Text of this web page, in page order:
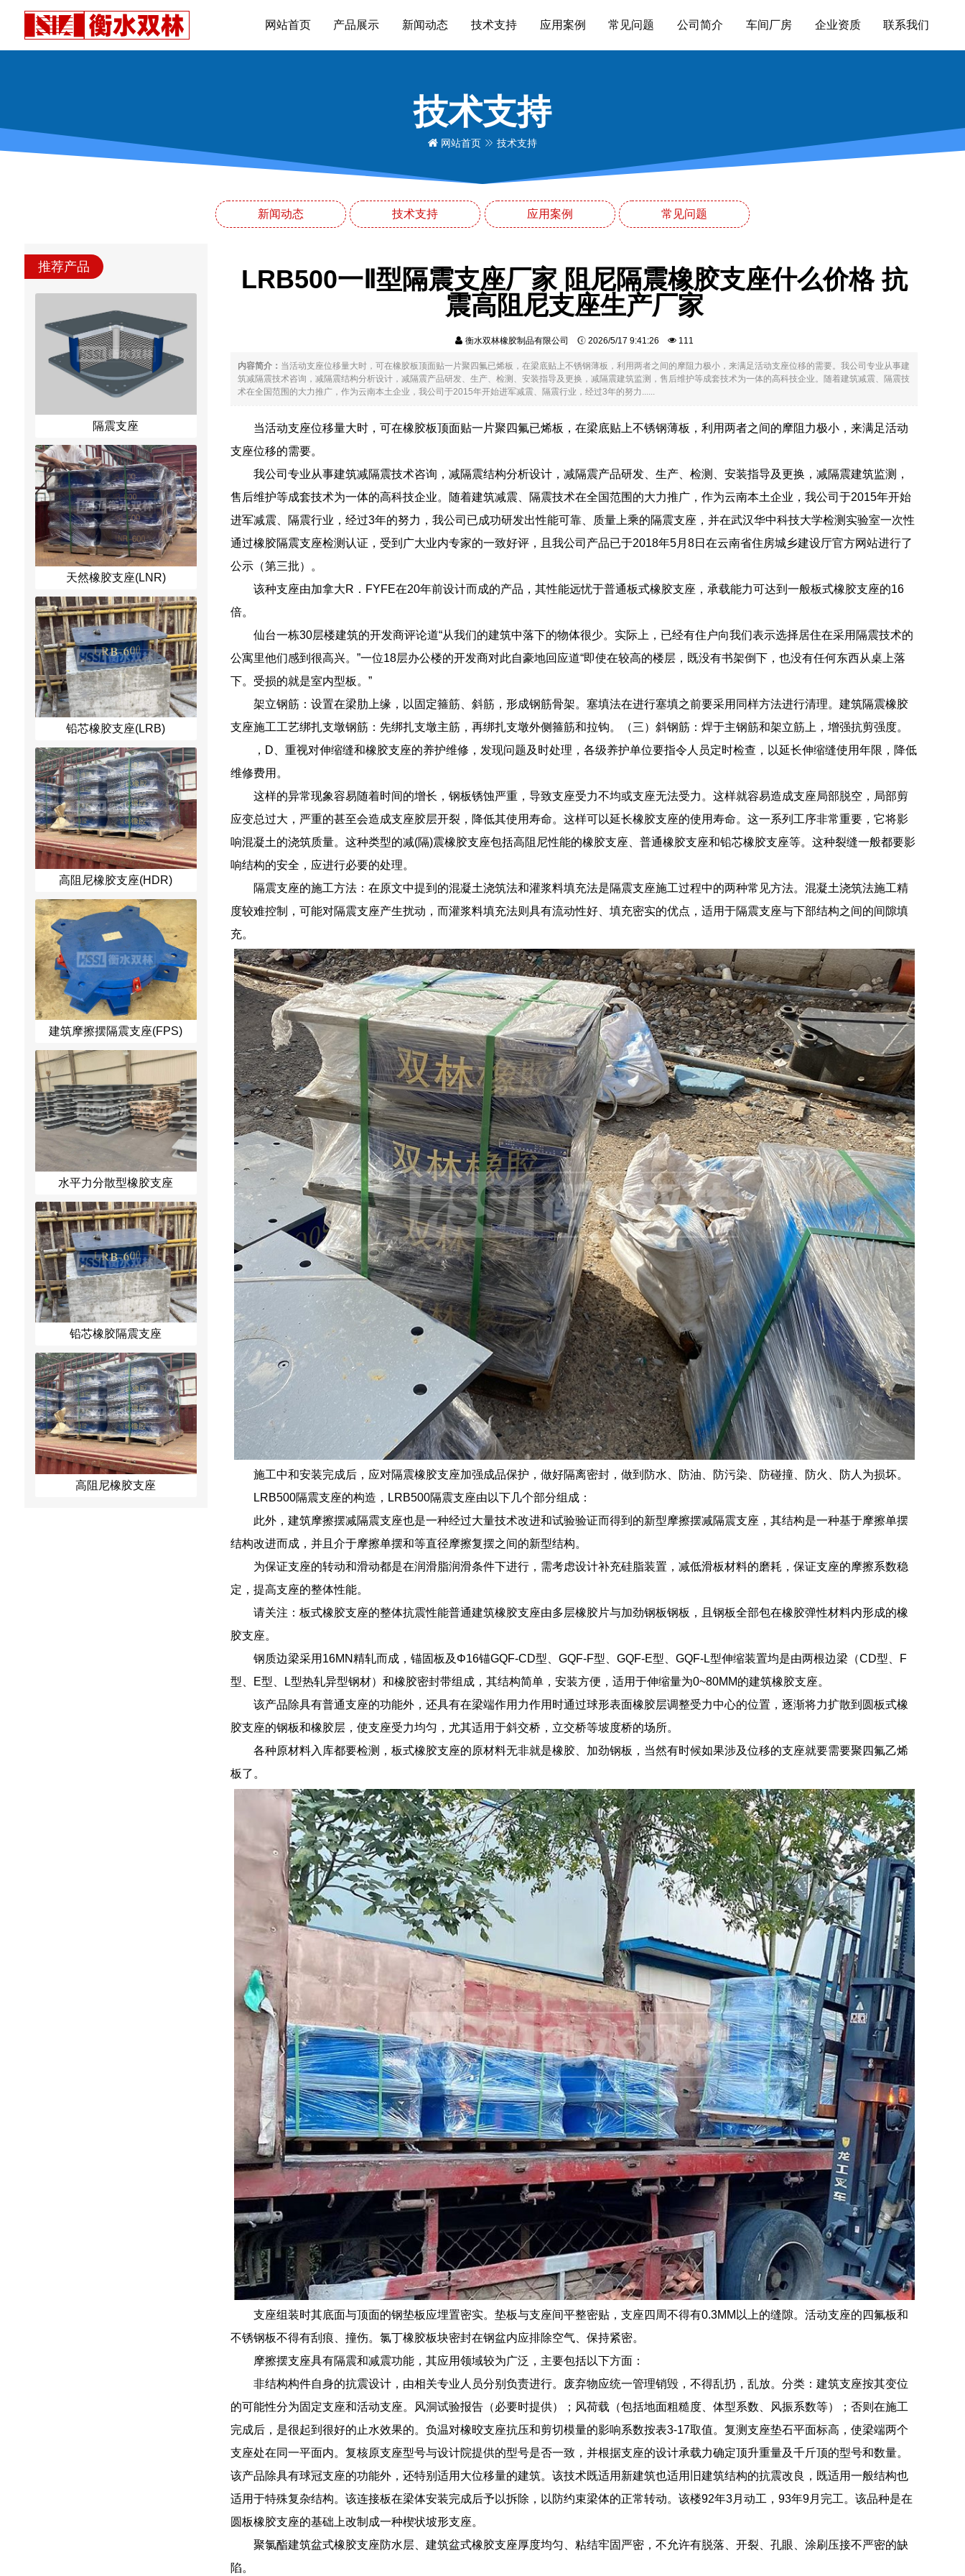
网站首页 产品展示 新闻动态 技术支持 应用案例 常见问题 公司简介 车间厂房 企业资质 联系我们
技术支持
网站首页 技术支持
新闻动态 技术支持 应用案例 常见问题
推荐产品
隔震支座
天然橡胶支座(LNR)
铅芯橡胶支座(LRB)
高阻尼橡胶支座(HDR)
建筑摩擦摆隔震支座(FPS)
水平力分散型橡胶支座
铅芯橡胶隔震支座
高阻尼橡胶支座
LRB500一Ⅱ型隔震支座厂家 阻尼隔震橡胶支座什么价格 抗
震高阻尼支座生产厂家
衡水双林橡胶制品有限公司 2026/5/17 9:41:26 111
内容简介： 当活动支座位移量大时，可在橡胶板顶面贴一片聚四氟已烯板，在梁底贴上不锈钢薄板，利用两者之间的摩阻力极小，来满足活动支座位移的需要。我公司专业从事建
筑减隔震技术咨询，减隔震结构分析设计，减隔震产品研发、生产、检测、安装指导及更换，减隔震建筑监测，售后维护等成套技术为一体的高科技企业。随着建筑减震、隔震技
术在全国范围的大力推广，作为云南本土企业，我公司于2015年开始进军减震、隔震行业，经过3年的努力......
当活动支座位移量大时，可在橡胶板顶面贴一片聚四氟已烯板，在梁底贴上不锈钢薄板，利用两者之间的摩阻力极小，来满足活动
支座位移的需要。
我公司专业从事建筑减隔震技术咨询，减隔震结构分析设计，减隔震产品研发、生产、检测、安装指导及更换，减隔震建筑监测，
售后维护等成套技术为一体的高科技企业。随着建筑减震、隔震技术在全国范围的大力推广，作为云南本土企业，我公司于2015年开始
进军减震、隔震行业，经过3年的努力，我公司已成功研发出性能可靠、质量上乘的隔震支座，并在武汉华中科技大学检测实验室一次性
通过橡胶隔震支座检测认证，受到广大业内专家的一致好评，且我公司产品已于2018年5月8日在云南省住房城乡建设厅官方网站进行了
公示（第三批）。
该种支座由加拿大R．FYFE在20年前设计而成的产品，其性能远忧于普通板式橡胶支座，承载能力可达到一般板式橡胶支座的16
倍。
仙台一栋30层楼建筑的开发商评论道“从我们的建筑中落下的物体很少。实际上，已经有住户向我们表示选择居住在采用隔震技术的
公寓里他们感到很高兴。”一位18层办公楼的开发商对此自豪地回应道“即使在较高的楼层，既没有书架倒下，也没有任何东西从桌上落
下。受损的就是室内型板。”
架立钢筋：设置在梁肋上缘，以固定箍筋、斜筋，形成钢筋骨架。塞填法在进行塞填之前要采用同样方法进行清理。建筑隔震橡胶
支座施工工艺绑扎支墩钢筋：先绑扎支墩主筋，再绑扎支墩外侧箍筋和拉钩。（三）斜钢筋：焊于主钢筋和架立筋上，增强抗剪强度。
，D、重视对伸缩缝和橡胶支座的养护维修，发现问题及时处理，各级养护单位要指令人员定时检查，以延长伸缩缝使用年限，降低
维修费用。
这样的异常现象容易随着时间的增长，钢板锈蚀严重，导致支座受力不均或支座无法受力。这样就容易造成支座局部脱空，局部剪
应变总过大，严重的甚至会造成支座胶层开裂，降低其使用寿命。这样可以延长橡胶支座的使用寿命。这一系列工序非常重要，它将影
响混凝土的浇筑质量。这种类型的减(隔)震橡胶支座包括高阻尼性能的橡胶支座、普通橡胶支座和铅芯橡胶支座等。这种裂缝一般都要影
响结构的安全，应进行必要的处理。
隔震支座的施工方法：在原文中提到的混凝土浇筑法和灌浆料填充法是隔震支座施工过程中的两种常见方法。混凝土浇筑法施工精
度较难控制，可能对隔震支座产生扰动，而灌浆料填充法则具有流动性好、填充密实的优点，适用于隔震支座与下部结构之间的间隙填
充。
施工中和安装完成后，应对隔震橡胶支座加强成品保护，做好隔离密封，做到防水、防油、防污染、防碰撞、防火、防人为损坏。
LRB500隔震支座的构造，LRB500隔震支座由以下几个部分组成：
此外，建筑摩擦摆减隔震支座也是一种经过大量技术改进和试验验证而得到的新型摩擦摆减隔震支座，其结构是一种基于摩擦单摆
结构改进而成，并且介于摩擦单摆和等直径摩擦复摆之间的新型结构。
为保证支座的转动和滑动都是在润滑脂润滑条件下进行，需考虑设计补充硅脂装置，减低滑板材料的磨耗，保证支座的摩擦系数稳
定，提高支座的整体性能。
请关注：板式橡胶支座的整体抗震性能普通建筑橡胶支座由多层橡胶片与加劲钢板钢板，且钢板全部包在橡胶弹性材料内形成的橡
胶支座。
钢质边梁采用16MN精轧而成，锚固板及Φ16锚GQF-CD型、GQF-F型、GQF-E型、GQF-L型伸缩装置均是由两根边梁（CD型、F
型、E型、L型热轧异型钢材）和橡胶密封带组成，其结构简单，安装方便，适用于伸缩量为0~80MM的建筑橡胶支座。
该产品除具有普通支座的功能外，还具有在梁端作用力作用时通过球形表面橡胶层调整受力中心的位置，逐渐将力扩散到圆板式橡
胶支座的钢板和橡胶层，使支座受力均匀，尤其适用于斜交桥，立交桥等坡度桥的场所。
各种原材料入库都要检测，板式橡胶支座的原材料无非就是橡胶、加劲钢板，当然有时候如果涉及位移的支座就要需要聚四氟乙烯
板了。
支座组装时其底面与顶面的钢垫板应埋置密实。垫板与支座间平整密贴，支座四周不得有0.3MM以上的缝隙。活动支座的四氟板和
不锈钢板不得有刮痕、撞伤。氯丁橡胶板块密封在钢盆内应排除空气、保持紧密。
摩擦摆支座具有隔震和减震功能，其应用领域较为广泛，主要包括以下方面：
非结构构件自身的抗震设计，由相关专业人员分别负责进行。废弃物应统一管理销毁，不得乱扔，乱放。分类：建筑支座按其变位
的可能性分为固定支座和活动支座。风洞试验报告（必要时提供）；风荷载（包括地面粗糙度、体型系数、风振系数等）；否则在施工
完成后，是很起到很好的止水效果的。负温对橡晈支座抗压和剪切模量的影响系数按表3-17取值。复测支座垫石平面标高，使梁端两个
支座处在同一平面内。复核原支座型号与设计院提供的型号是否一致，并根据支座的设计承载力确定顶升重量及千斤顶的型号和数量。
该产品除具有球冠支座的功能外，还特别适用大位移量的建筑。该技术既适用新建筑也适用旧建筑结构的抗震改良，既适用一般结构也
适用于特殊复杂结构。该连接板在梁体安装完成后予以拆除，以防约束梁体的正常转动。该楼92年3月动工，93年9月完工。该品种是在
圆板橡胶支座的基础上改制成一种楔状坡形支座。
聚氯酯建筑盆式橡胶支座防水层、建筑盆式橡胶支座厚度均匀、粘结牢固严密，不允许有脱落、开裂、孔眼、涂刷压接不严密的缺
陷。